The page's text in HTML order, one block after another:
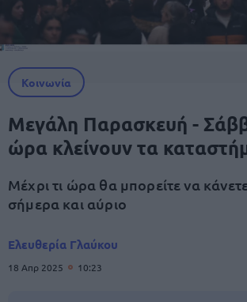
Κοινωνία
Μεγάλη Παρασκευή -
ώρα κλείνουν τα
Μέχρι τι ώρα θα μπορείτε να
σήμερα και αύριο
Ελευθερία Γλαύκου
18 Απρ 2025 10:23